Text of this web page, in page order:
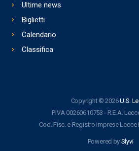
Ultime news
Biglietti
Calendario
Classifica
Copyright © 2026U.S.
P.IVA 00260610753 - R.E.A.
Cod. Fisc. e Registro Imprese Lecce
Powered by Slyvi